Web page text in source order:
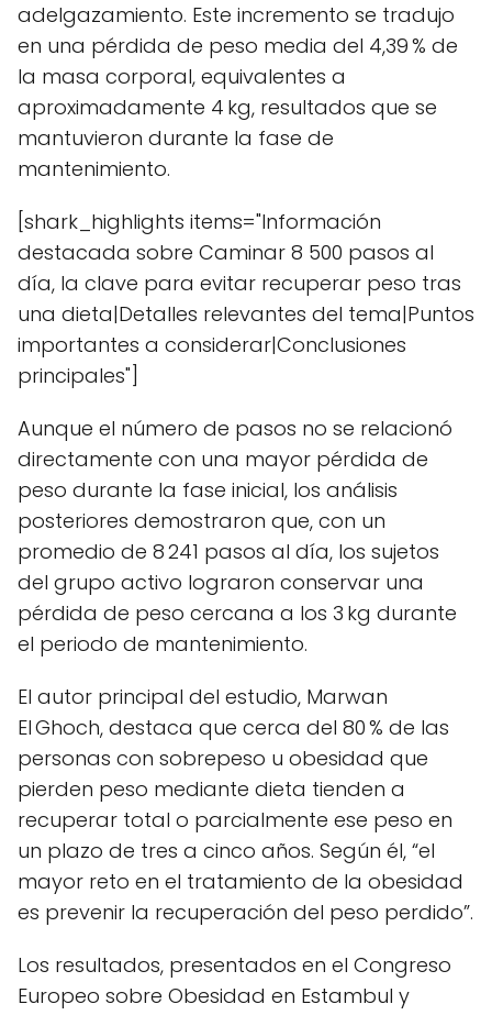
adelgazamiento. Este incremento se tradujo
en una pérdida de peso media del 4,39 % de
la masa corporal, equivalentes a
aproximadamente 4 kg, resultados que se
mantuvieron durante la fase de
mantenimiento.
[shark_highlights items="Información
destacada sobre Caminar 8 500 pasos al
día, la clave para evitar recuperar peso tras
una dieta|Detalles relevantes del tema|Puntos
importantes a considerar|Conclusiones
principales"]
Aunque el número de pasos no se relacionó
directamente con una mayor pérdida de
peso durante la fase inicial, los análisis
posteriores demostraron que, con un
promedio de 8 241 pasos al día, los sujetos
del grupo activo lograron conservar una
pérdida de peso cercana a los 3 kg durante
el periodo de mantenimiento.
El autor principal del estudio, Marwan
El Ghoch, destaca que cerca del 80 % de las
personas con sobrepeso u obesidad que
pierden peso mediante dieta tienden a
recuperar total o parcialmente ese peso en
un plazo de tres a cinco años. Según él, “el
mayor reto en el tratamiento de la obesidad
es prevenir la recuperación del peso perdido”.
Los resultados, presentados en el Congreso
Europeo sobre Obesidad en Estambul y